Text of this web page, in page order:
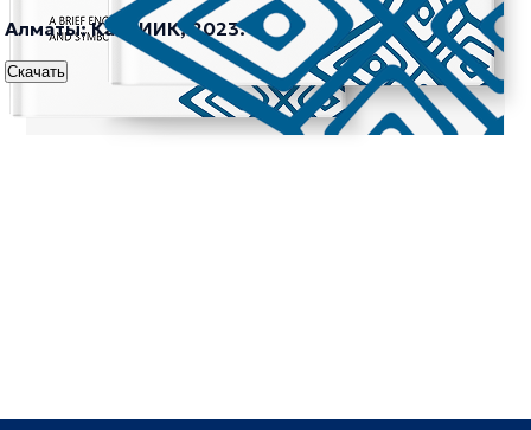
Алматы: КазНИИК, 2023.
Скачать